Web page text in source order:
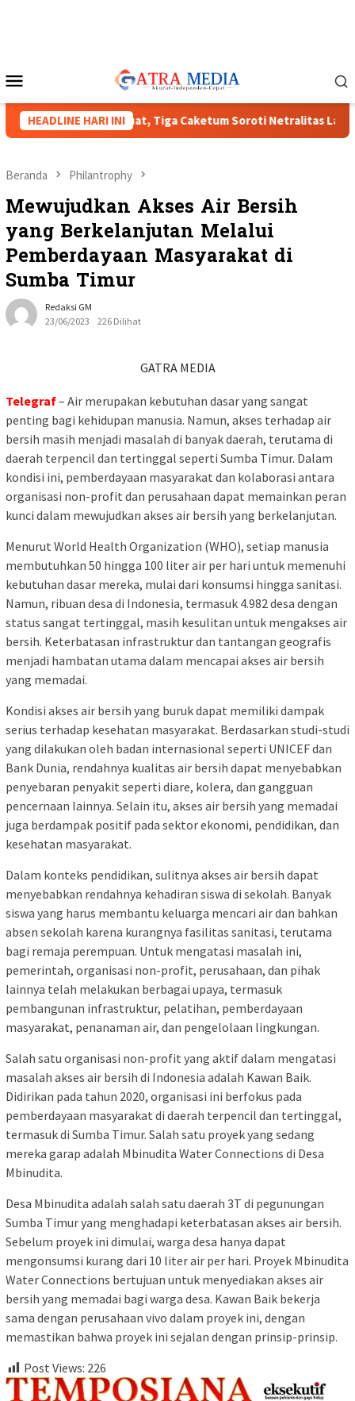
Mobile
HEADLINE HARI INI
XVIII Menguat, Tiga Caketum Soroti Netralitas Lampung
Beranda Philantrophy
Mewujudkan Akses Air Bersih
yang Berkelanjutan Melalui
Pemberdayaan Masyarakat di
Sumba Timur
Redaksi GM
23/06/2023
226 Dilihat
GATRA MEDIA
Telegraf– Air merupakan kebutuhan dasar yang sangat
penting bagi kehidupan manusia. Namun, akses terhadap air
bersih masih menjadi masalah di banyak daerah, terutama di
daerah terpencil dan tertinggal seperti Sumba Timur. Dalam
kondisi ini, pemberdayaan masyarakat dan kolaborasi antara
organisasi non-profit dan perusahaan dapat memainkan peran
kunci dalam mewujudkan akses air bersih yang berkelanjutan.
Menurut World Health Organization (WHO), setiap manusia
membutuhkan 50 hingga 100 liter air per hari untuk memenuhi
kebutuhan dasar mereka, mulai dari konsumsi hingga sanitasi.
Namun, ribuan desa di Indonesia, termasuk 4.982 desa dengan
status sangat tertinggal, masih kesulitan untuk mengakses air
bersih. Keterbatasan infrastruktur dan tantangan geografis
menjadi hambatan utama dalam mencapai akses air bersih
yang memadai.
Kondisi akses air bersih yang buruk dapat memiliki dampak
serius terhadap kesehatan masyarakat. Berdasarkan studi-studi
yang dilakukan oleh badan internasional seperti UNICEF dan
Bank Dunia, rendahnya kualitas air bersih dapat menyebabkan
penyebaran penyakit seperti diare, kolera, dan gangguan
pencernaan lainnya. Selain itu, akses air bersih yang memadai
juga berdampak positif pada sektor ekonomi, pendidikan, dan
kesehatan masyarakat.
Dalam konteks pendidikan, sulitnya akses air bersih dapat
menyebabkan rendahnya kehadiran siswa di sekolah. Banyak
siswa yang harus membantu keluarga mencari air dan bahkan
absen sekolah karena kurangnya fasilitas sanitasi, terutama
bagi remaja perempuan. Untuk mengatasi masalah ini,
pemerintah, organisasi non-profit, perusahaan, dan pihak
lainnya telah melakukan berbagai upaya, termasuk
pembangunan infrastruktur, pelatihan, pemberdayaan
masyarakat, penanaman air, dan pengelolaan lingkungan.
Salah satu organisasi non-profit yang aktif dalam mengatasi
masalah akses air bersih di Indonesia adalah Kawan Baik.
Didirikan pada tahun 2020, organisasi ini berfokus pada
pemberdayaan masyarakat di daerah terpencil dan tertinggal,
termasuk di Sumba Timur. Salah satu proyek yang sedang
mereka garap adalah Mbinudita Water Connections di Desa
Mbinudita.
Desa Mbinudita adalah salah satu daerah 3T di pegunungan
Sumba Timur yang menghadapi keterbatasan akses air bersih.
Sebelum proyek ini dimulai, warga desa hanya dapat
mengonsumsi kurang dari 10 liter air per hari. Proyek Mbinudita
Water Connections bertujuan untuk menyediakan akses air
bersih yang memadai bagi warga desa. Kawan Baik bekerja
sama dengan perusahaan vivo dalam proyek ini, dengan
memastikan bahwa proyek ini sejalan dengan prinsip-prinsip.
Post Views: 226